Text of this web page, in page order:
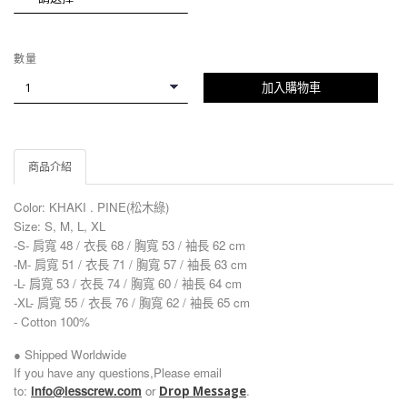
數量
加入購物車
商品介紹
Color: KHAKI . PINE(松木綠)
Size: S, M, L, XL
-S- 肩寬 48 / 衣長 68 / 胸寬 53 / 袖長 62 cm
-M- 肩寬 51 / 衣長 71 / 胸寬 57 / 袖長 63 cm
-L- 肩寬 53 / 衣長 74 / 胸寬 60 / 袖長 64 cm
-XL- 肩寬 55 / 衣長 76 / 胸寬 62 / 袖長 65 cm
- Cotton 100%
● Shipped Worldwide
If you have any questions,Please email
to: info@lesscrew.com or Drop Message.